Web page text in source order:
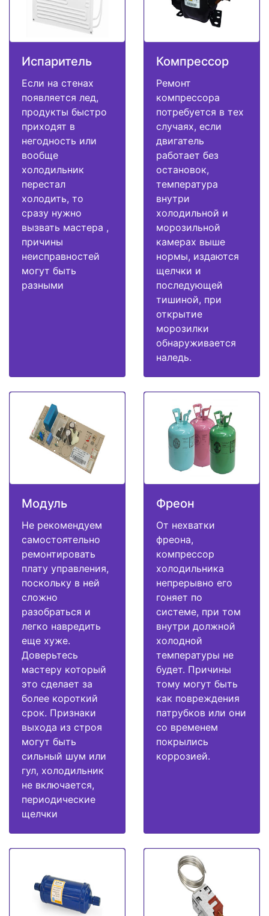
Испаритель
Если на стенах
появляется лед,
продукты быстро
приходят в
негодность или
вообще
холодильник
перестал
холодить, то
сразу нужно
вызвать мастера ,
причины
неисправностей
могут быть
разными
Компрессор
Ремонт
компрессора
потребуется в тех
случаях, если
двигатель
работает без
остановок,
температура
внутри
холодильной и
морозильной
камерах выше
нормы, издаются
щелчки и
последующей
тишиной, при
открытие
морозилки
обнаруживается
наледь.
Модуль
Не рекомендуем
самостоятельно
ремонтировать
плату управления,
поскольку в ней
сложно
разобраться и
легко навредить
еще хуже.
Доверьтесь
мастеру который
это сделает за
более короткий
срок. Признаки
выхода из строя
могут быть
сильный шум или
гул, холодильник
не включается,
периодические
щелчки
Фреон
От нехватки
фреона,
компрессор
холодильника
непрерывно его
гоняет по
системе, при том
внутри должной
холодной
температуры не
будет. Причины
тому могут быть
как повреждения
патрубков или они
со временем
покрылись
коррозией.